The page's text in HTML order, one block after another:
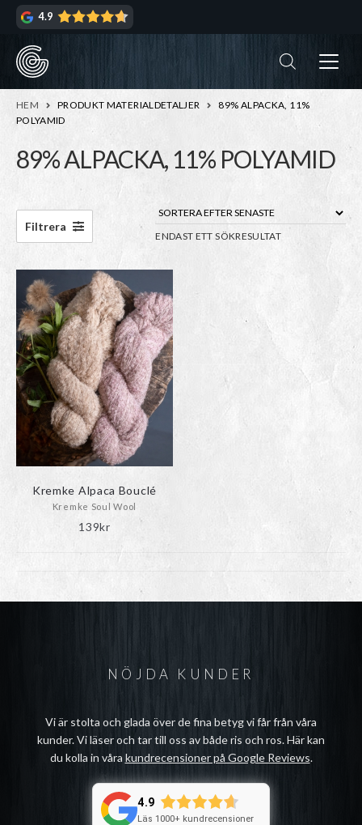
Hoppa
navigering
Hoppa
innehåll
4.9
HEM PRODUKT MATERIALDETALJER
89% ALPACKA, 11%
POLYAMID
89% ALPACKA, 11% POLYAMID
ENDAST ETT SÖKRESULTAT
Filtrera
Kremke Alpaca Bouclé
Kremke Soul Wool
139kr
NÖJDA KUNDER
Vi är stolta och glada över de fina betyg vi får från våra
kunder. Vi läser och tar till oss av både ris och ros. Här kan
du kolla in våra kundrecensioner på Google Reviews.
4.9
Läs 1000+ kundrecensioner